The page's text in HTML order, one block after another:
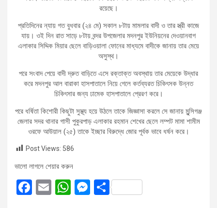
রয়েছে।
প্রতিদিনের ন্যায় গত বুধবার (২৪ মে) সকাল ৮টায় মামলার বাদী ও তার স্ত্রী কাজে
যায়। ওই দিন রাত সাড়ে ৮টায় বন্দর উপজেলার মদনপুর ইউনিয়নের দেওয়ানবাগ
এলাকার সিদ্দিক মিয়ার ছেলে বাড়িওয়ালা ফোনের মাধ্যমে বাদীকে জানায় তার মেয়ে
অসুস্থ।
পরে সংবাদ পেয়ে বাদী দ্রুত বাড়িতে এসে রক্তাক্ত অবস্থায় তার মেয়েকে উদ্ধার
করে মদনপুর আল বারাকা হাসপাতালে নিয়ে গেলে কর্তব্যরত চিকিৎসক উন্নত
চিকিৎসার জন্য ঢামেক হাসপাতালে প্রেরণ করে।
পরে ধর্ষিতা কিশোরী কিছুটা সুস্থ্য হয়ে উঠলে তাকে জিজ্ঞাসা করলে সে জানায় মুন্সিগঞ্জ
জেলার সদর থানার গাসী পুকুরপাড় এলাকার রহমান শেখের ছেলে লম্পট মামা শামীম
ওরফে আউয়াল (২৫) তাকে ইচ্ছার বিরুদ্ধে জোর পূর্বক ভাবে ধর্ষন করে।
Post Views: 586
ভালো লাগলে শেয়ার করুন
F
E
W M S